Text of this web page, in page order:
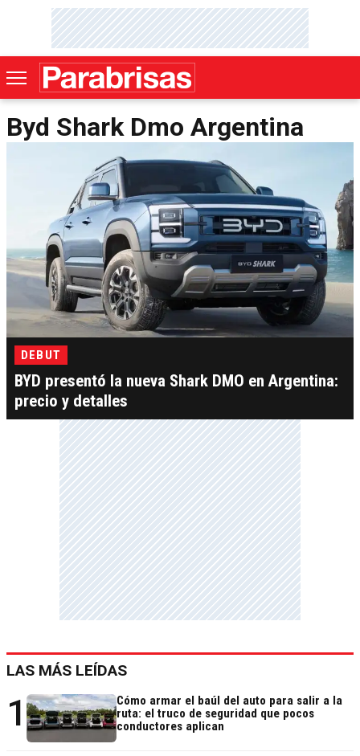
Byd Shark Dmo Argentina
DEBUT
BYD presentó la nueva Shark DMO en Argentina:
precio y detalles
LAS MÁS LEÍDAS
1
Cómo armar el baúl del auto para salir a la
ruta: el truco de seguridad que pocos
conductores aplican